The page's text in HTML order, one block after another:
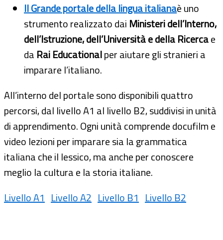
Il Grande portale della lingua italianaè uno
strumento realizzato dai Ministeri dell’Interno,
dell’Istruzione, dell’Università e della Ricercae
da Rai Educationalper aiutare gli stranieri a
imparare l’italiano.
All’interno del portale sono disponibili quattro
percorsi, dal livello A1 al livello B2, suddivisi in unità
di apprendimento. Ogni unità comprende docufilm e
video lezioni per imparare sia la grammatica
italiana che il lessico, ma anche per conoscere
meglio la cultura e la storia italiane.
Livello A1 Livello A2 Livello B1 Livello B2